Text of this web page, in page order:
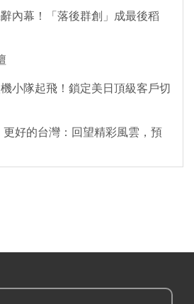
內幕！「落後群創」成最後稻
小隊起飛！鎖定美日頂級客戶切
好的台灣：回望精彩風雲，預